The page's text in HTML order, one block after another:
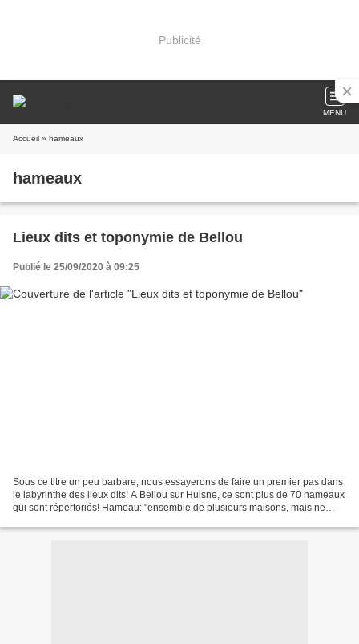
Publicité
MENU
Accueil » hameaux
hameaux
Lieux dits et toponymie de Bellou
Publié le 25/09/2020 à 09:25
Sous ce titre un peu barbare, nous essayerons de faire un premier pas dans
le labyrinthe des lieux dits! A Bellou sur Huisne, ce sont plus de 70 hameaux
qui sont répertoriés! Hameau: "ensemble de plusieurs maisons, mais ne